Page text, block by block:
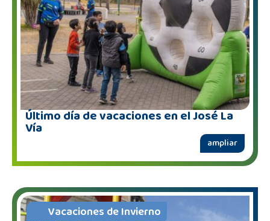
Último día de vacaciones en el José La
Vía
ampliar
Vacaciones de Invierno